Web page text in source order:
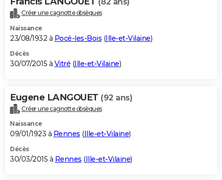
Créer une cagnotte obsèques
Naissance
23/08/1932 à Pocé-les-Bois (Ille-et-Vilaine)
Décès
30/07/2015 à Vitré (Ille-et-Vilaine)
Eugene LANGOUET (92 ans)
Créer une cagnotte obsèques
Naissance
09/01/1923 à Rennes (Ille-et-Vilaine)
Décès
30/03/2015 à Rennes (Ille-et-Vilaine)